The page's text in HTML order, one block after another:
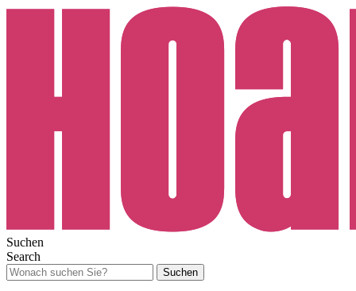
Suchen
Search
Suchen